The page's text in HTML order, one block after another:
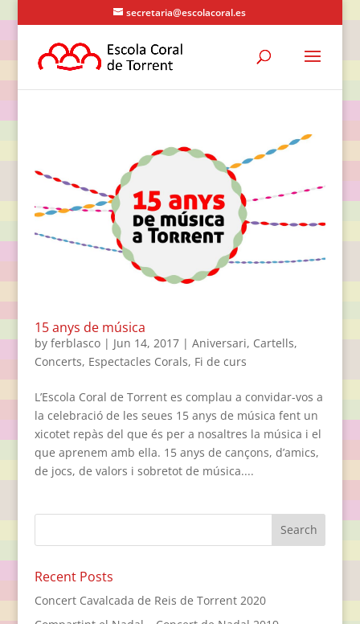
secretaria@escolacoral.es
15 anys de música
by ferblasco| Jun 14, 2017| Aniversari, Cartells,
Concerts, Espectacles Corals, Fi de curs
L’Escola Coral de Torrent es complau a convidar-vos a
la celebració de les seues 15 anys de música fent un
xicotet repàs del que és per a nosaltres la música i el
que aprenem amb ella. 15 anys de cançons, d’amics,
de jocs, de valors i sobretot de música....
Recent Posts
Concert Cavalcada de Reis de Torrent 2020